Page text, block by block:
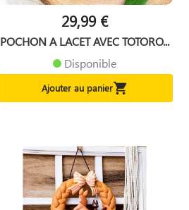
29,99 €
POCHON A LACET AVEC TOTORO...
Disponible
Ajouter au panier